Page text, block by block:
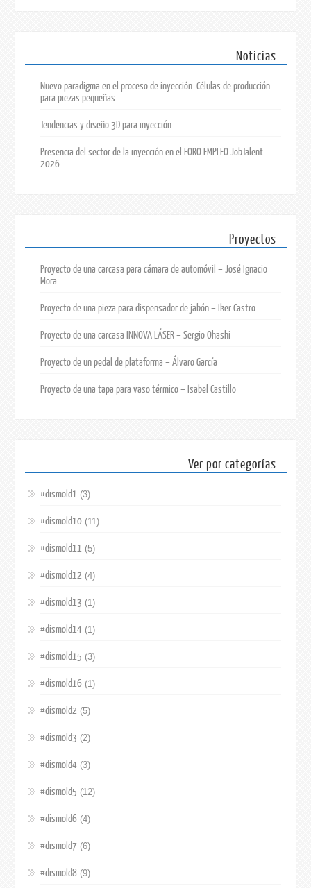
Noticias
Nuevo paradigma en el proceso de inyección. Células de producción
para piezas pequeñas
Tendencias y diseño 3D para inyección
Presencia del sector de la inyección en el FORO EMPLEO JobTalent
2026
Proyectos
Proyecto de una carcasa para cámara de automóvil – José Ignacio
Mora
Proyecto de una pieza para dispensador de jabón – Iker Castro
Proyecto de una carcasa INNOVA LÁSER – Sergio Ohashi
Proyecto de un pedal de plataforma – Álvaro García
Proyecto de una tapa para vaso térmico – Isabel Castillo
Ver por categorías
#dismold1 (3)
#dismold10(11)
#dismold11 (5)
#dismold12 (4)
#dismold13 (1)
#dismold14(1)
#dismold15 (3)
#dismold16(1)
#dismold2 (5)
#dismold3 (2)
#dismold4(3)
#dismold5 (12)
#dismold6(4)
#dismold7(6)
#dismold8(9)